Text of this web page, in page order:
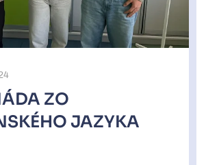
ZO
JAZYKA